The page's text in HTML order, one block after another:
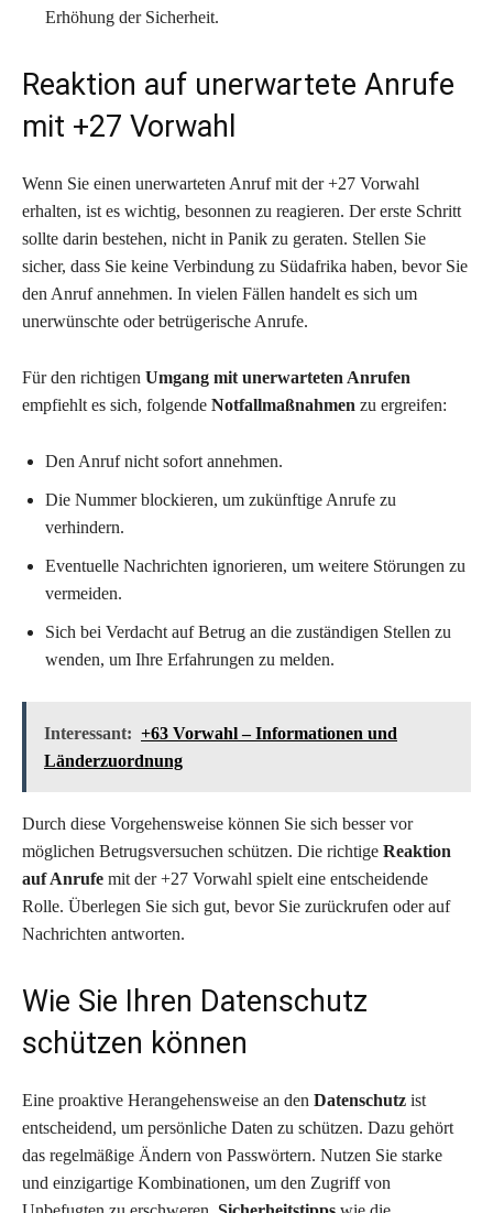
Erhöhung der Sicherheit.
Reaktion auf unerwartete Anrufe
mit +27 Vorwahl
Wenn Sie einen unerwarteten Anruf mit der +27 Vorwahl
erhalten, ist es wichtig, besonnen zu reagieren. Der erste Schritt
sollte darin bestehen, nicht in Panik zu geraten. Stellen Sie
sicher, dass Sie keine Verbindung zu Südafrika haben, bevor Sie
den Anruf annehmen. In vielen Fällen handelt es sich um
unerwünschte oder betrügerische Anrufe.
Für den richtigen Umgang mit unerwarteten Anrufen
empfiehlt es sich, folgende Notfallmaßnahmen zu ergreifen:
Den Anruf nicht sofort annehmen.
Die Nummer blockieren, um zukünftige Anrufe zu
verhindern.
Eventuelle Nachrichten ignorieren, um weitere Störungen zu
vermeiden.
Sich bei Verdacht auf Betrug an die zuständigen Stellen zu
wenden, um Ihre Erfahrungen zu melden.
Interessant: +63 Vorwahl – Informationen und
Länderzuordnung
Durch diese Vorgehensweise können Sie sich besser vor
möglichen Betrugsversuchen schützen. Die richtige Reaktion
auf Anrufe mit der +27 Vorwahl spielt eine entscheidende
Rolle. Überlegen Sie sich gut, bevor Sie zurückrufen oder auf
Nachrichten antworten.
Wie Sie Ihren Datenschutz
schützen können
Eine proaktive Herangehensweise an den Datenschutz ist
entscheidend, um persönliche Daten zu schützen. Dazu gehört
das regelmäßige Ändern von Passwörtern. Nutzen Sie starke
und einzigartige Kombinationen, um den Zugriff von